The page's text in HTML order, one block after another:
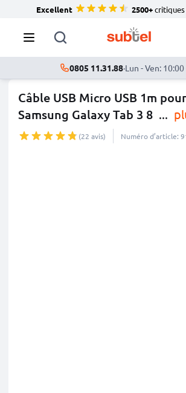
Excellent 2500+critiques
0805 11.31.88·Lun - Ven:
Câble USB Micro USB 1m
Samsung Galaxy Tab 3 8 ...
(22 avis) Numéro d’article: